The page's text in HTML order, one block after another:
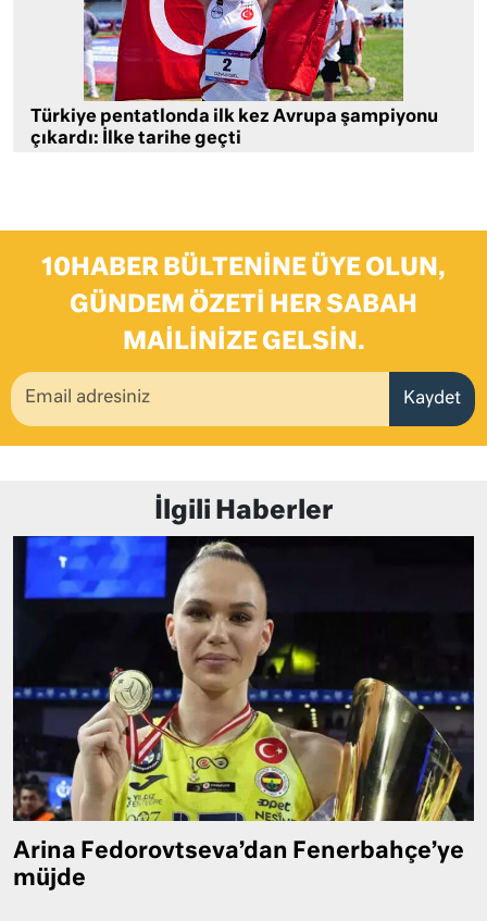
Türkiye pentatlonda ilk kez Avrupa şampiyonu
çıkardı: İlke tarihe geçti
10HABER BÜLTENINE ÜYE OLUN,
GÜNDEM ÖZETI HER SABAH
MAILINIZE GELSIN.
Kaydet
İlgili Haberler
Arina Fedorovtseva’dan Fenerbahçe’ye
müjde